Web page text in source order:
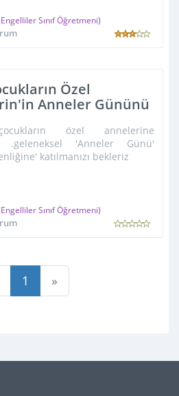
Sınıf Öğretmeni)
Özel
Anneler Gününü
özel annelerine
.geleneksel 'Anneler Günü'
katılmanızı bekleriz
Sınıf Öğretmeni)
1 »